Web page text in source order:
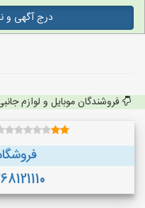
درج آگهی و
فروشندگان موبایل و لوازم